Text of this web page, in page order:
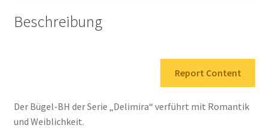
Beschreibung
Report Content
Der Bügel-BH der Serie „Delimira“ verführt mit Romantik
und Weiblichkeit.